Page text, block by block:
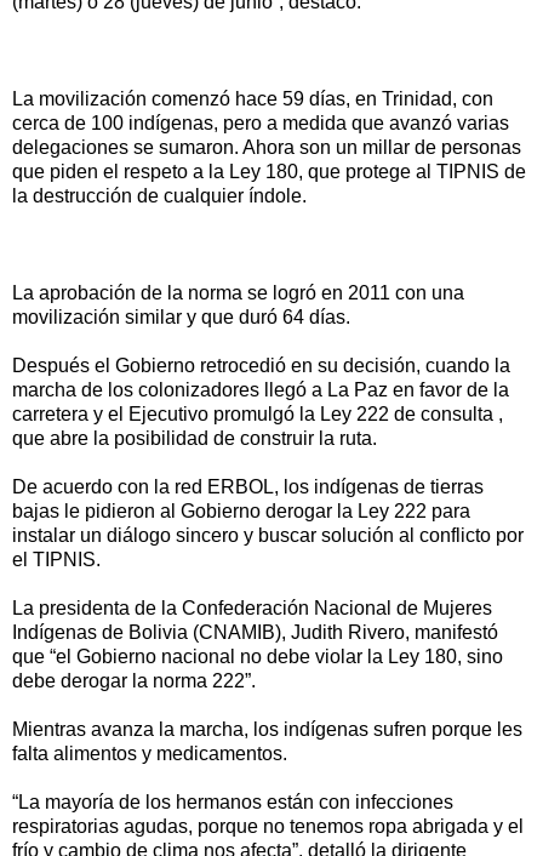
La movilización comenzó hace 59 días, en Trinidad, con
cerca de 100 indígenas, pero a medida que avanzó varias
delegaciones se sumaron. Ahora son un millar de personas
que piden el respeto a la Ley 180, que protege al TIPNIS de
la destrucción de cualquier índole.
La aprobación de la norma se logró en 2011 con una
movilización similar y que duró 64 días.
Después el Gobierno retrocedió en su decisión, cuando la
marcha de los colonizadores llegó a La Paz en favor de la
carretera y el Ejecutivo promulgó la Ley 222 de consulta ,
que abre la posibilidad de construir la ruta.
De acuerdo con la red ERBOL, los indígenas de tierras
bajas le pidieron al Gobierno derogar la Ley 222 para
instalar un diálogo sincero y buscar solución al conflicto por
el TIPNIS.
La presidenta de la Confederación Nacional de Mujeres
Indígenas de Bolivia (CNAMIB), Judith Rivero, manifestó
que “el Gobierno nacional no debe violar la Ley 180, sino
debe derogar la norma 222”.
Mientras avanza la marcha, los indígenas sufren porque les
falta alimentos y medicamentos.
“La mayoría de los hermanos están con infecciones
respiratorias agudas, porque no tenemos ropa abrigada y el
frío y cambio de clima nos afecta”, detalló la dirigente